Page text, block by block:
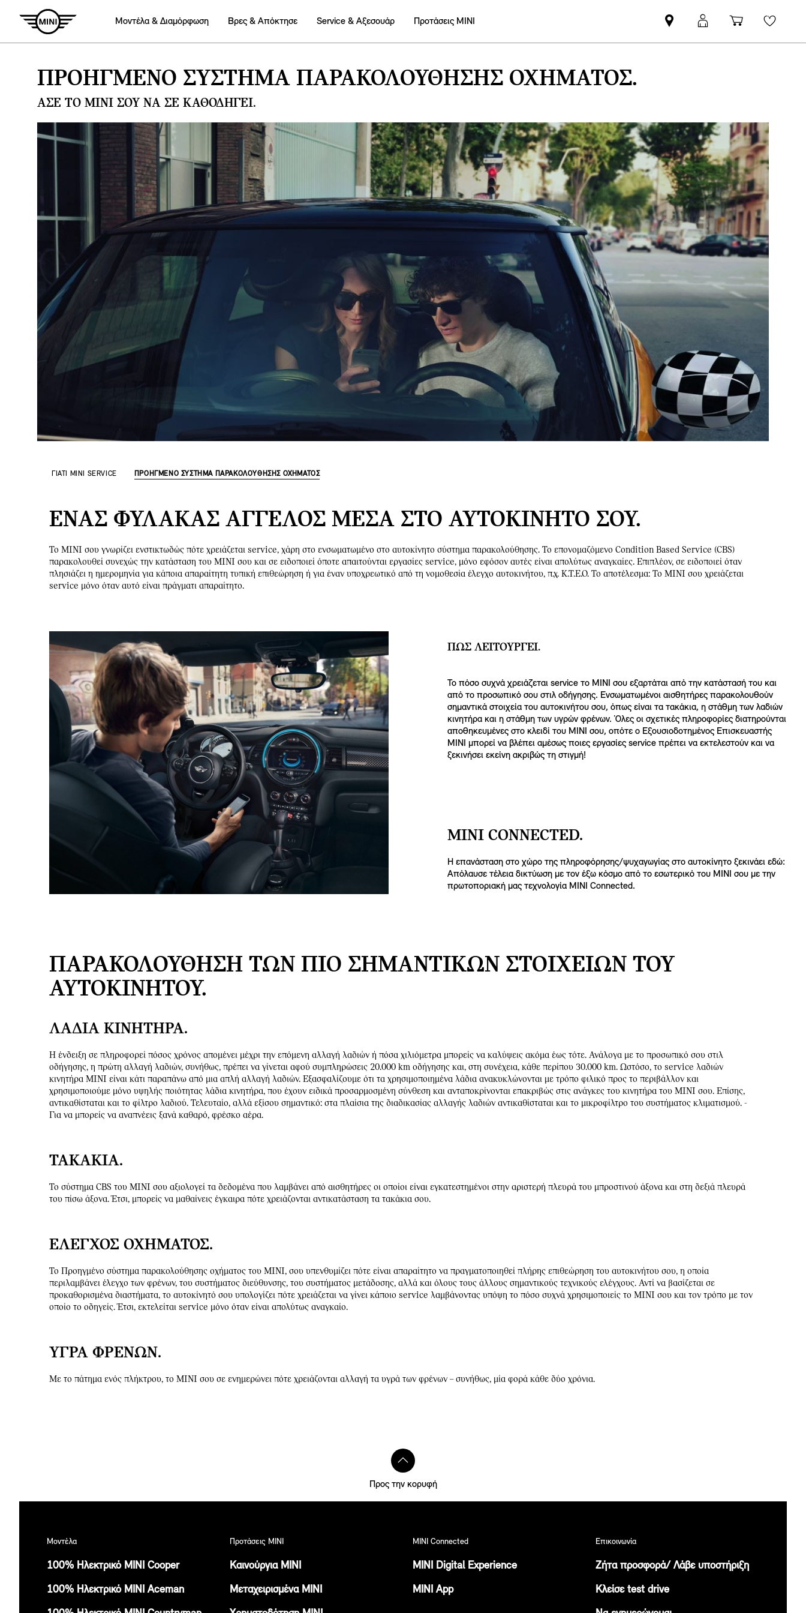
Mοντέλα & Διαμόρφωση Βρες & Απόκτησε Service & Αξεσουάρ Προτάσεις ΜΙΝΙ
Βρείτε
Επίσημο
ΜΙΝΙ
Αpp
Καλάθι
αγορών
ΠΡΟΗΓΜΈΝΟ ΣΎΣΤΗΜΑ ΠΑΡΑΚΟΛΟΎΘΗΣΗΣ ΟΧΉΜΑΤΟΣ.
ΆΣΕ ΤΟ MINI ΣΟΥ ΝΑ ΣΕ ΚΑΘΟΔΗΓΕΊ.
ΓΙΑΤΊ MINI SERVICE ΠΡΟΗΓΜΈΝΟ ΣΎΣΤΗΜΑ ΠΑΡΑΚΟΛΟΎΘΗΣΗΣ ΟΧΉΜΑΤΟΣ
ΈΝΑΣ ΦΎΛΑΚΑΣ ΆΓΓΕΛΟΣ ΜΈΣΑ ΣΤΟ ΑΥΤΟΚΊΝΗΤΌ ΣΟΥ.
Το MINI σου γνωρίζει ενστικτωδώς πότε χρειάζεται service, χάρη στο ενσωματωμένο στο αυτοκίνητο σύστημα παρακολούθησης. Το επονομαζόμενο Condition Based Service (CBS)
παρακολουθεί συνεχώς την κατάσταση του MINI σου και σε ειδοποιεί όποτε απαιτούνται εργασίες service, μόνο εφόσον αυτές είναι απολύτως αναγκαίες. Επιπλέον, σε ειδοποιεί όταν
πλησιάζει η ημερομηνία για κάποια απαραίτητη τυπική επιθεώρηση ή για έναν υποχρεωτικό από τη νομοθεσία έλεγχο αυτοκινήτου, π.χ. Κ.Τ.Ε.Ο. Το αποτέλεσμα: Το MINI σου χρειάζεται
service μόνο όταν αυτό είναι πράγματι απαραίτητο.
ΠΏΣ ΛΕΙΤΟΥΡΓΕΊ.
Το πόσο συχνά χρειάζεται service το MINI σου εξαρτάται από την κατάστασή του και
από το προσωπικό σου στιλ οδήγησης. Ενσωματωμένοι αισθητήρες παρακολουθούν
σημαντικά στοιχεία του αυτοκινήτου σου, όπως είναι τα τακάκια, η στάθμη των λαδιών
κινητήρα και η στάθμη των υγρών φρένων. Όλες οι σχετικές πληροφορίες διατηρούνται
αποθηκευμένες στο κλειδί του MINI σου, οπότε ο Εξουσιοδοτημένος Επισκευαστής
MINI μπορεί να βλέπει αμέσως ποιες εργασίες service πρέπει να εκτελεστούν και να
ξεκινήσει εκείνη ακριβώς τη στιγμή!
MINI CONNECTED.
Η επανάσταση στο χώρο της πληροφόρησης/ψυχαγωγίας στο αυτοκίνητο ξεκινάει εδώ:
Απόλαυσε τέλεια δικτύωση με τον έξω κόσμο από το εσωτερικό του MINI σου με την
πρωτοποριακή μας τεχνολογία MINI Connected.
ΠΑΡΑΚΟΛΟΎΘΗΣΗ ΤΩΝ ΠΙΟ ΣΗΜΑΝΤΙΚΏΝ ΣΤΟΙΧΕΊΩΝ ΤΟΥ
ΑΥΤΟΚΙΝΉΤΟΥ.
ΛΆΔΙΑ ΚΙΝΗΤΉΡΑ.
Η ένδειξη σε πληροφορεί πόσος χρόνος απομένει μέχρι την επόμενη αλλαγή λαδιών ή πόσα χιλιόμετρα μπορείς να καλύψεις ακόμα έως τότε. Ανάλογα με το προσωπικό σου στιλ
οδήγησης, η πρώτη αλλαγή λαδιών, συνήθως, πρέπει να γίνεται αφού συμπληρώσεις 20.000 km οδήγησης και, στη συνέχεια, κάθε περίπου 30.000 km. Ωστόσο, το service λαδιών
κινητήρα MINI είναι κάτι παραπάνω από μια απλή αλλαγή λαδιών. Εξασφαλίζουμε ότι τα χρησιμοποιημένα λάδια ανακυκλώνονται με τρόπο φιλικό προς το περιβάλλον και
χρησιμοποιούμε μόνο υψηλής ποιότητας λάδια κινητήρα, που έχουν ειδικά προσαρμοσμένη σύνθεση και ανταποκρίνονται επακριβώς στις ανάγκες του κινητήρα του MINI σου. Επίσης,
αντικαθίσταται και το φίλτρο λαδιού. Τελευταίο, αλλά εξίσου σημαντικό: στα πλαίσια της διαδικασίας αλλαγής λαδιών αντικαθίσταται και το μικροφίλτρο του συστήματος κλιματισμού. -
Για να μπορείς να αναπνέεις ξανά καθαρό, φρέσκο αέρα.
ΤΑΚΆΚΙΑ.
Το σύστημα CBS του MINI σου αξιολογεί τα δεδομένα που λαμβάνει από αισθητήρες οι οποίοι είναι εγκατεστημένοι στην αριστερή πλευρά του μπροστινού άξονα και στη δεξιά πλευρά
του πίσω άξονα. Έτσι, μπορείς να μαθαίνεις έγκαιρα πότε χρειάζονται αντικατάσταση τα τακάκια σου.
ΈΛΕΓΧΟΣ ΟΧΉΜΑΤΟΣ.
Το Προηγμένο σύστημα παρακολούθησης οχήματος του MINI, σου υπενθυμίζει πότε είναι απαραίτητο να πραγματοποιηθεί πλήρης επιθεώρηση του αυτοκινήτου σου, η οποία
περιλαμβάνει έλεγχο των φρένων, του συστήματος διεύθυνσης, του συστήματος μετάδοσης, αλλά και όλους τους άλλους σημαντικούς τεχνικούς ελέγχους. Αντί να βασίζεται σε
προκαθορισμένα διαστήματα, το αυτοκίνητό σου υπολογίζει πότε χρειάζεται να γίνει κάποιο service λαμβάνοντας υπόψη το πόσο συχνά χρησιμοποιείς το MINI σου και τον τρόπο με τον
οποίο το οδηγείς. Έτσι, εκτελείται service μόνο όταν είναι απολύτως αναγκαίο.
ΥΓΡΆ ΦΡΈΝΩΝ.
Με το πάτημα ενός πλήκτρου, το MINI σου σε ενημερώνει πότε χρειάζονται αλλαγή τα υγρά των φρένων – συνήθως, μία φορά κάθε δύο χρόνια.
Προς την κορυφή
Μοντέλα
100% Ηλεκτρικό MINI Cooper
100% Ηλεκτρικό MINI Aceman
Προτάσεις ΜΙΝΙ
Καινούργια ΜΙΝΙ
Μεταχειρισμένα ΜΙΝΙ
MINI Connected
MINI Digital Experience
MINI App
Επικοινωνία
Ζήτα προσφορά/ Λάβε υποστήριξη
Κλείσε test drive